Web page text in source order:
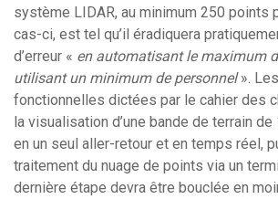
système LIDAR, au minimum 250 points
cas-ci, est tel qu’il éradiquera
d’erreur « en automatisant le maximum
utilisant un minimum de personnel».
fonctionnelles dictées par le cahier des
la visualisation d’une bande de terrain
en un seul aller-retour et en temps réel,
traitement du nuage de points via un
dernière étape devra être bouclée en